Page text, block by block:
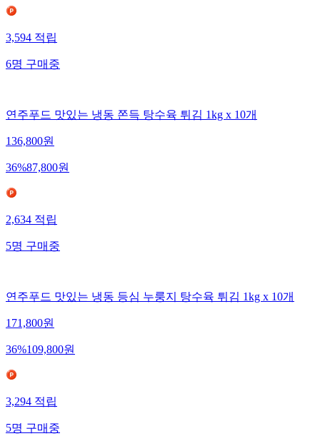
3,594적립
6명구매중
연주푸드 맛있는 냉동 쫀득 탕수육 튀김 1kg x 10개
136,800원
36%87,800원
2,634적립
5명구매중
연주푸드 맛있는 냉동 등심 누룽지 탕수육 튀김 1kg x 10개
171,800원
36%109,800원
3,294적립
5명구매중